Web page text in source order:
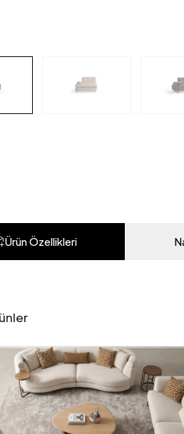
Ürün Özellikleri